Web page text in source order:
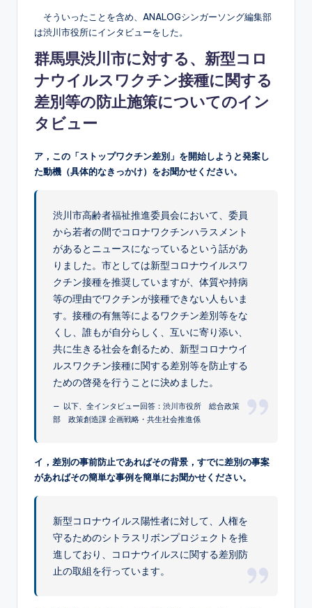
そういったことを含め、ANALOGシンガーソング編集部
は渋川市役所にインタビューをした。
群馬県渋川市に対する、 新型コロ
ナウイルスワクチン接種に関する
差別等の防止施策についてのイン
タビュー
ア，この「ストップワクチン差別」を開始しようと発案し
た動機（具体的なきっかけ）をお聞かせください。
渋川市高齢者福祉推進委員会において、委員
から若者の間でコロナワクチンハラスメント
があるとニュースになっているという話があ
りました。市としては新型コロナウイルスワ
クチン接種を推奨していますが、体質や持病
等の理由でワクチンが接種できない人もいま
す。接種の有無等によるワクチン差別等をな
くし、誰もが自分らしく、互いに寄り添い、
共に生きる社会を創るため、新型コロナウイ
ルスワクチン接種に関する差別等を防止する
ための啓発を行うことに決めました。
以下、全インタビュー回答：渋川市役所 総合政策
部 政策創造課 企画戦略・共生社会推進係
イ，差別の事前防止であればその背景，すでに差別の事案
があればその簡単な事例を簡単にお聞かせください。
新型コロナウイルス陽性者に対して、人権を
守るためのシトラスリボンプロジェクトを推
進しており、コロナウイルスに関する差別防
止の取組を行っています。